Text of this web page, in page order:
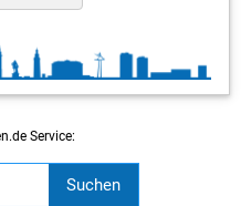
Service: